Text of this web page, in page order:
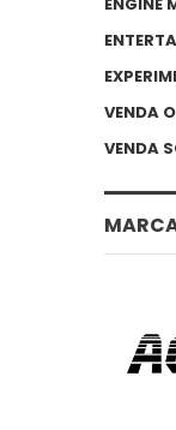
ENGINE
VENDA
VENDA